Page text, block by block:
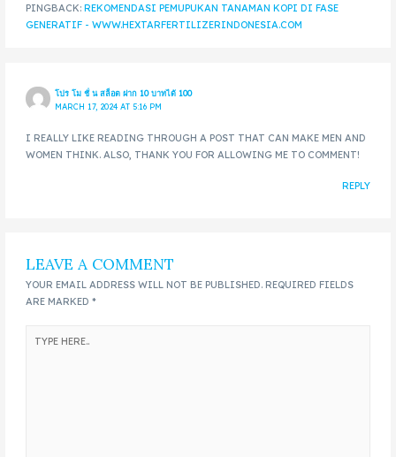
PINGBACK:REKOMENDASI PEMUPUKAN TANAMAN KOPI DI FASE
GENERATIF - WWW.HEXTARFERTILIZERINDONESIA.COM
โปร โม ชั่ น สล็อต ฝาก 10 บาทได้ 100
MARCH 17, 2024 AT 5:16 PM
I REALLY LIKE READING THROUGH A POST THAT CAN MAKE MEN AND
WOMEN THINK. ALSO, THANK YOU FOR ALLOWING ME TO COMMENT!
REPLY
LEAVE A COMMENT
YOUR EMAIL ADDRESS WILL NOT BE PUBLISHED. REQUIRED FIELDS
ARE MARKED*